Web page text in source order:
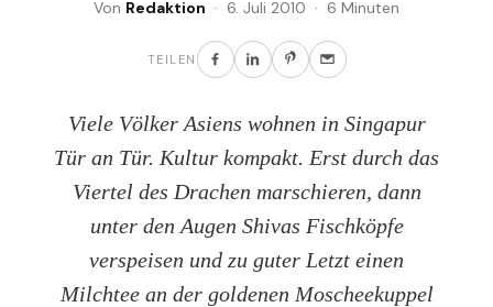
Von Redaktion · 6. Juli 2010 · 6 Minuten
TEILEN
Viele Völker Asiens wohnen in Singapur
Tür an Tür. Kultur kompakt. Erst durch das
Viertel des Drachen marschieren, dann
unter den Augen Shivas Fischköpfe
verspeisen und zu guter Letzt einen
Milchtee an der goldenen Moscheekuppel